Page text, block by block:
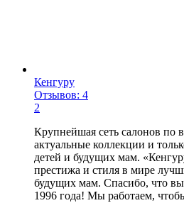
Кенгуру
Отзывов: 4
2
Крупнейшая сеть салонов по
актуальные коллекции и
детей и будущих мам.
престижа и стиля в мире
будущих мам. Спасибо, что
1996 года! Мы работаем,